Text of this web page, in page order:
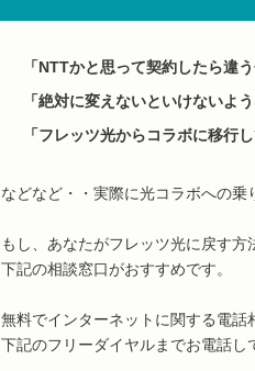
「NTTかと思って契約したら違
「絶対に変えないといけないよ
「フレッツ光からコラボに移行
などなど・・実際に光コラボへの乗
もし、あなたがフレッツ光に戻す
下記の相談窓口がおすすめです。
無料でインターネットに関する電話
下記のフリーダイヤルまでお電話し